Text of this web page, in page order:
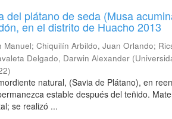
del plátano de seda (Musa
en el distrito de Huacho 2013
Manuel;Chiquilín Arbildo, Juan Orlando;
Delgado, Darwin Alexander (
)
natural, (Savia de Plátano), en
estable después del teñido.
se realizó ...